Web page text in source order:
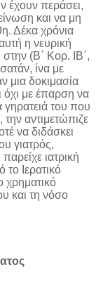
έχουν περάσει,
και να μη
Δέκα χρόνια
η νευρική
(Β΄ Κορ. ΙΒ΄,
ίνα με
μια δοκιμασία
με έπαρση να
γηρατειά του που
αντιμετώπιζε
να διδάσκει
γιατρός,
ιατρική
το Ιερατικό
χρηματικό
και τη νόσο